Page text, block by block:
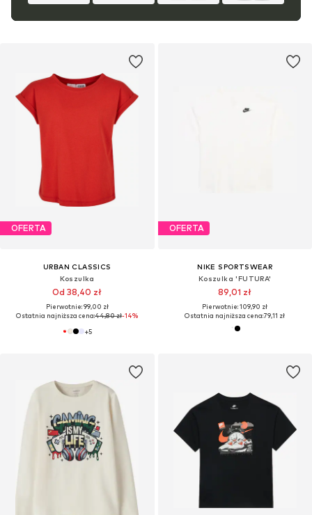
OFERTA
URBAN CLASSICS
Koszulka
Od 38,40 zł
Pierwotnie: 99,00 zł
Ostatnia najniższa cena:44,80 zł-14%
+5
OFERTA
NIKE SPORTSWEAR
Koszulka 'FUTURA'
89,01 zł
Pierwotnie: 109,90 zł
Ostatnia najniższa cena:79,11 zł